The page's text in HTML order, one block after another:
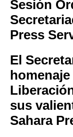
Sesión
Press
El
sus
Sahara